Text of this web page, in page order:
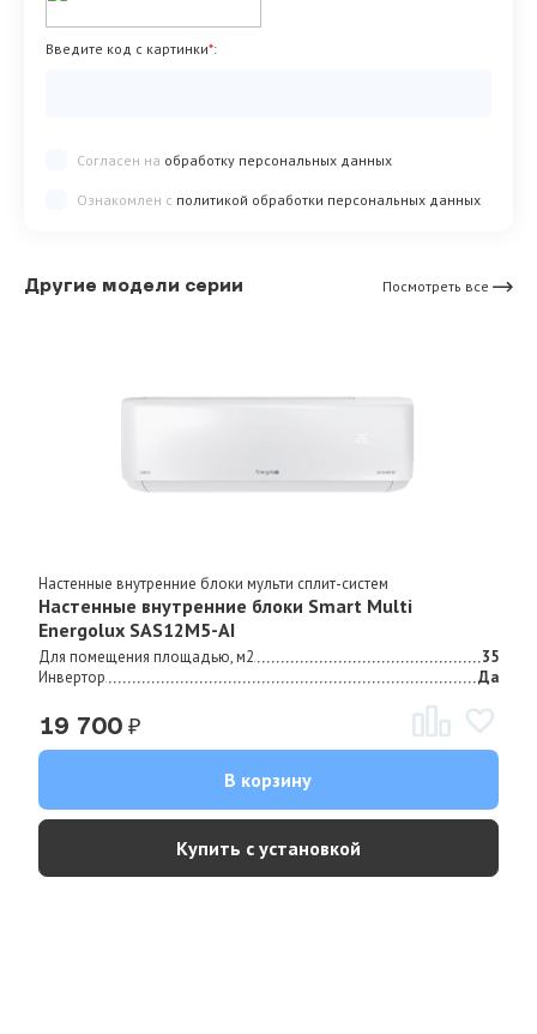
Введите код с картинки*:
Согласен на обработку персональных данных
Ознакомлен с политикой обработки персональных данных
Другие модели серии Посмотреть все
Настенные внутренние блоки мульти сплит-систем
Настенные внутренние блоки Smart Multi
Energolux SAS12M5-AI
Для помещения площадью, м2
35
Инвертор
Да
19 700 ₽
В корзину
Купить с установкой